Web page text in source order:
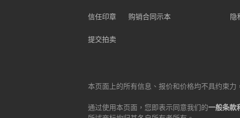
信任印章
提交拍卖
购销合同示本 隐
本页面上的所有信息、报价和价格均不具约束力
通过使用本页面，您即表示同意我们的一般条款